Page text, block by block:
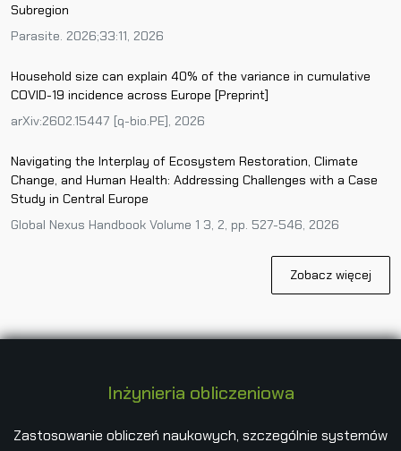
Subregion
Parasite. 2026;33:11, 2026
Household size can explain 40% of the variance in cumulative
COVID-19 incidence across Europe [Preprint]
arXiv:2602.15447 [q-bio.PE], 2026
Navigating the Interplay of Ecosystem Restoration, Climate
Change, and Human Health: Addressing Challenges with a Case
Study in Central Europe
Global Nexus Handbook Volume 1 3, 2, pp. 527-546, 2026
Zobacz więcej
Inżynieria obliczeniowa
Zastosowanie obliczeń naukowych, szczególnie systemów